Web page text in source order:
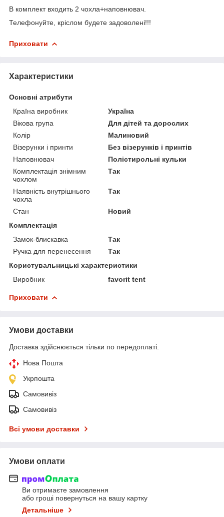
В комплект входить 2 чохла+наповнювач.
Телефонуйте, кріслом будете задоволені!!!
Приховати
Характеристики
Основні атрибути
Країна виробник
Україна
Вікова група
Для дітей та дорослих
Колір
Малиновий
Візерунки і принти
Без візерунків і принтів
Наповнювач
Полістирольні кульки
Комплектація знімним
чохлом
Так
Наявність внутрішнього
чохла
Так
Стан
Новий
Комплектація
Замок-блискавка
Так
Ручка для перенесення
Так
Користувальницькі характеристики
Виробник
favorit tent
Приховати
Умови доставки
Доставка здійснюється тільки по передоплаті.
Нова Пошта
Укрпошта
Самовивіз
Самовивіз
Всі умови доставки
Умови оплати
Ви отримаєте замовлення
або гроші повернуться на вашу картку
Детальніше